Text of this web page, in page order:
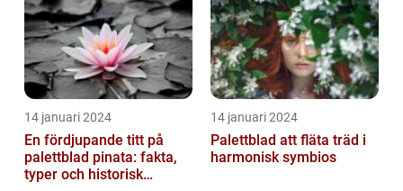
14 januari 2024
En fördjupande titt på
palettblad pinata: fakta,
typer och historisk
14 januari 2024
Palettblad att fläta träd i
harmonisk symbios